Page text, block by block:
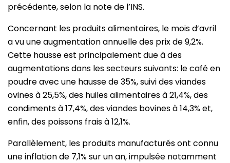
précédente, selon la note de l’INS.
Concernant les produits alimentaires, le mois d’avril
a vu une augmentation annuelle des prix de 9,2%.
Cette hausse est principalement due à des
augmentations dans les secteurs suivants: le café en
poudre avec une hausse de 35%, suivi des viandes
ovines à 25,5%, des huiles alimentaires à 21,4%, des
condiments à 17,4%, des viandes bovines à 14,3% et,
enfin, des poissons frais à 12,1%.
Parallèlement, les produits manufacturés ont connu
une inflation de 7,1% sur un an, impulsée notamment